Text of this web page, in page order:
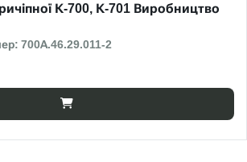
К-700, К-701 Виробництво
700А.46.29.011-2